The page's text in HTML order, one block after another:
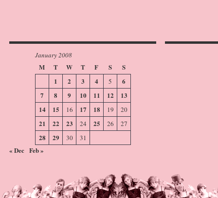
January 2008
M T W T F S
S
1
2 3 4 5
6
7
8 9 10 11 12
13
14
15 16 17 18 19 20
21 22 23 24 25 26 27
28 29 30 31
« Dec Feb »